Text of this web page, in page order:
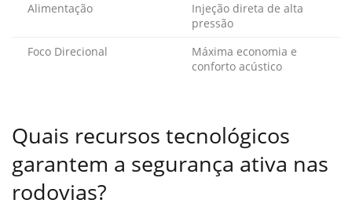
Alimentação
Injeção direta de alta
pressão
Foco Direcional
Máxima economia e
conforto acústico
Quais recursos tecnológicos
garantem a segurança ativa nas
rodovias?